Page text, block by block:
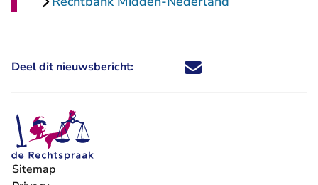
Deel dit nieuwsbericht: Deel dit nieuwsbericht via X -
Deel dit nieuwsbericht via
Deel dit nieuwsbericht
Deel dit
Sitemap